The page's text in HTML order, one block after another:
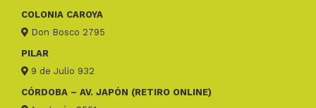
COLONIA CAROYA
Don Bosco 2795
PILAR
9 de Julio 932
CÓRDOBA – AV. JAPÓN (RETIRO ONLINE)